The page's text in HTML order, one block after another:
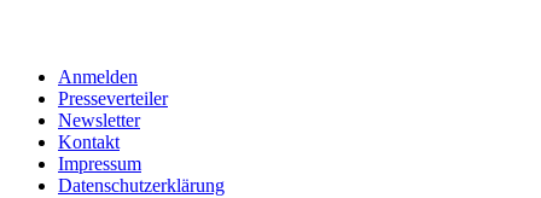
Anmelden
Presseverteiler
Newsletter
Kontakt
Impressum
Datenschutzerklärung